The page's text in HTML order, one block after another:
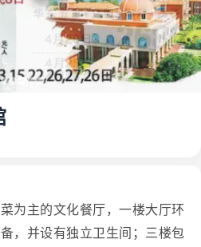
为主的文化餐厅，一楼大厅环
，并设有独立卫生间；三楼包